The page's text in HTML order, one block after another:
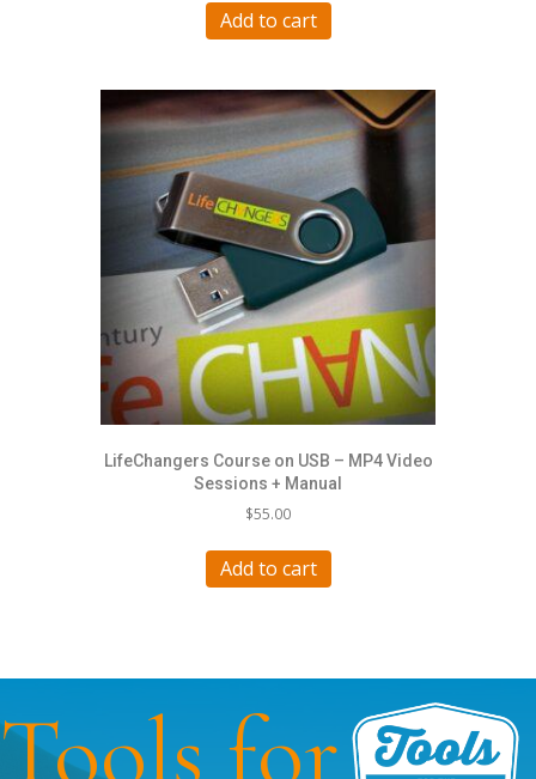
Add to cart
LifeChangers Course on USB – MP4 Video
Sessions + Manual
$55.00
Add to cart
Tools for